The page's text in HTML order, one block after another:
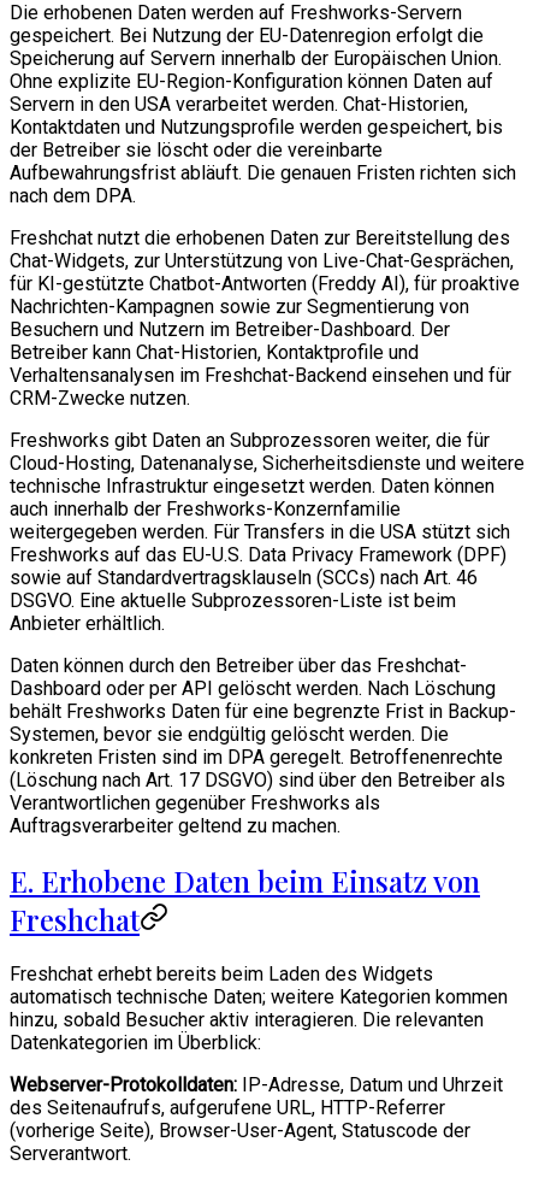
Die erhobenen Daten werden auf Freshworks-Servern
gespeichert. Bei Nutzung der EU-Datenregion erfolgt die
Speicherung auf Servern innerhalb der Europäischen Union.
Ohne explizite EU-Region-Konfiguration können Daten auf
Servern in den USA verarbeitet werden. Chat-Historien,
Kontaktdaten und Nutzungsprofile werden gespeichert, bis
der Betreiber sie löscht oder die vereinbarte
Aufbewahrungsfrist abläuft. Die genauen Fristen richten sich
nach dem DPA.
Freshchat nutzt die erhobenen Daten zur Bereitstellung des
Chat-Widgets, zur Unterstützung von Live-Chat-Gesprächen,
für KI-gestützte Chatbot-Antworten (Freddy AI), für proaktive
Nachrichten-Kampagnen sowie zur Segmentierung von
Besuchern und Nutzern im Betreiber-Dashboard. Der
Betreiber kann Chat-Historien, Kontaktprofile und
Verhaltensanalysen im Freshchat-Backend einsehen und für
CRM-Zwecke nutzen.
Freshworks gibt Daten an Subprozessoren weiter, die für
Cloud-Hosting, Datenanalyse, Sicherheitsdienste und weitere
technische Infrastruktur eingesetzt werden. Daten können
auch innerhalb der Freshworks-Konzernfamilie
weitergegeben werden. Für Transfers in die USA stützt sich
Freshworks auf das EU-U.S. Data Privacy Framework (DPF)
sowie auf Standardvertragsklauseln (SCCs) nach Art. 46
DSGVO. Eine aktuelle Subprozessoren-Liste ist beim
Anbieter erhältlich.
Daten können durch den Betreiber über das Freshchat-
Dashboard oder per API gelöscht werden. Nach Löschung
behält Freshworks Daten für eine begrenzte Frist in Backup-
Systemen, bevor sie endgültig gelöscht werden. Die
konkreten Fristen sind im DPA geregelt. Betroffenenrechte
(Löschung nach Art. 17 DSGVO) sind über den Betreiber als
Verantwortlichen gegenüber Freshworks als
Auftragsverarbeiter geltend zu machen.
E. Erhobene Daten beim Einsatz von
Freshchat
Freshchat erhebt bereits beim Laden des Widgets
automatisch technische Daten; weitere Kategorien kommen
hinzu, sobald Besucher aktiv interagieren. Die relevanten
Datenkategorien im Überblick:
Webserver-Protokolldaten: IP-Adresse, Datum und Uhrzeit
des Seitenaufrufs, aufgerufene URL, HTTP-Referrer
(vorherige Seite), Browser-User-Agent, Statuscode der
Serverantwort.